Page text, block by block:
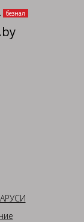
безнал